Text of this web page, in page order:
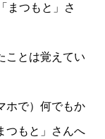
まつもと」さ
ことは覚えてい
ホで）何でもか
つもと」さんへ